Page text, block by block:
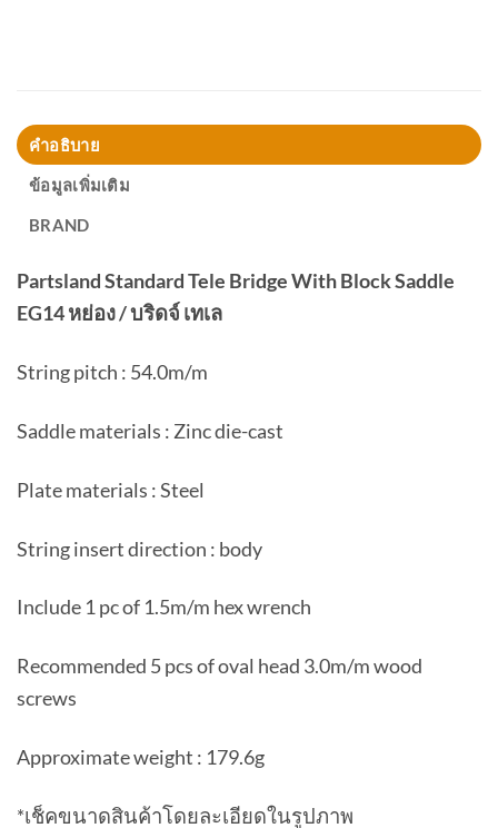
คำอธิบาย
ข้อมูลเพิ่มเติม
BRAND
Partsland Standard Tele Bridge With Block Saddle
EG14 หย่อง / บริดจ์ เทเล
String pitch : 54.0m/m
Saddle materials : Zinc die-cast
Plate materials : Steel
String insert direction : body
Include 1 pc of 1.5m/m hex wrench
Recommended 5 pcs of oval head 3.0m/m wood
screws
Approximate weight : 179.6g
*เช็คขนาดสินค้าโดยละเอียดในรูปภาพ